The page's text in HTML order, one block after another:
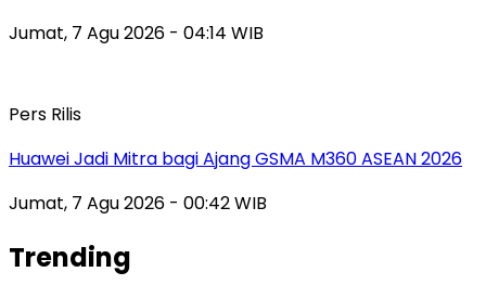
Jumat, 7 Agu 2026 - 04:14 WIB
Pers Rilis
Huawei Jadi Mitra bagi Ajang GSMA M360 ASEAN 2026
Jumat, 7 Agu 2026 - 00:42 WIB
Trending